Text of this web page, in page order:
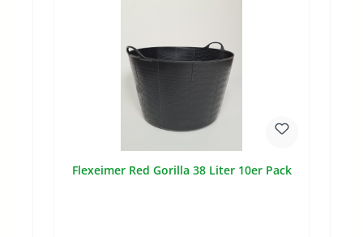
Flexeimer Red Gorilla 38 Liter 10er Pack